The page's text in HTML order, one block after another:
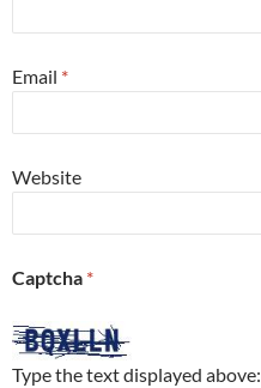
Email *
Website
Captcha *
Type the text displayed above: